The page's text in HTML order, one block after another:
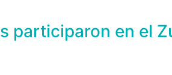
participaron en el